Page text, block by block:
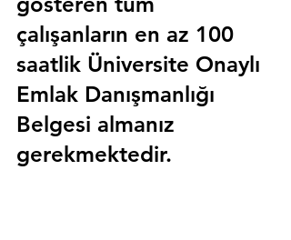
çalışanların en az 100
saatlik Üniversite Onaylı
Emlak Danışmanlığı
Belgesi almanız
gerekmektedir.